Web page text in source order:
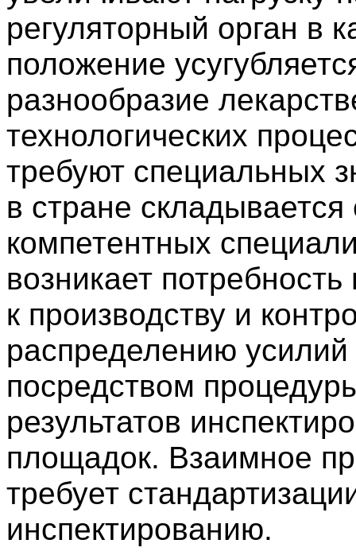
регуляторный орган в
положение
разнообразие
технологических
требуют специальных
в стране складывается
компетентных
возникает
к производству и
распределению усилий
посредством
результатов
площадок. Взаимное
требует
инспектированию.